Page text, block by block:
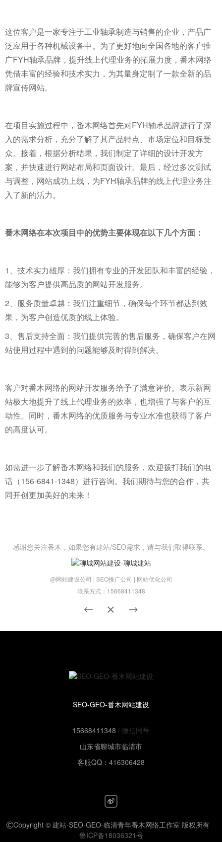
这位客户是一家专注于工业轴承制造与销售的企业，产品广
泛应用于各种机械设备中。为了更好地向全国各地的客户推
广FYH轴承品牌，提升线上代理业务的拓展力度，番木网络
凭借丰富的经验和技术实力，为其量身定制了一款全新的品
牌宣传网站。
在项目实施过程中，番木网络首先对FYH轴承品牌进行了深
入的需求分析，充分了解了其产品特点、市场定位和目标受
众。接着，根据分析结果，我们制定了详细的设计开发方
案，并快速进行网站布局和页面设计。最后，经过多次测试
与调整，网站成功上线，为FYH轴承品牌的线上代理业务注
入了新的活力。
番木网络在本次项目中的优势主要体现在以下几个方面：
1、技术实力雄厚：我们拥有专业的开发团队和丰富的经验，
能够为客户提供高品质的网站开发服务。
2、服务质量卓越：我们注重细节，确保每个环节都达到效
果，为客户创造优质的线上体验。
3、售后支持全面：我们提供完善的售后服务，确保客户在网
站使用过程中遇到的问题能够及时得到解决。
客户对番木网络的网站开发服务给予了满意评价。表示新网
站极大地提升了线上代理业务的效率，也增强了与客户的互
动性。同时，番木网络的优质服务与专业水准也获得了客户
的高度认可。
如需进一步了解番木网络和我们的服务，欢迎拨打我们的电
话（156-6841-1348）进行咨询。我们期待与您的合作，共
同开创更加美好的未来！
感谢您关注番木，如果您有建站/SEO需求，请与我们取得联系。
@网站建设公司 | SEO推广公司 | 网站优化公司
联系方式：15668411348
SEO-GEO-番木网站建设
15668411348 / 微信同号
山东省聊城市临清市
客服QQ：416306428
Copyright © 建站-SEO-GEO-临清青年番木网络工作室 版权所有
鲁ICP备18036321号